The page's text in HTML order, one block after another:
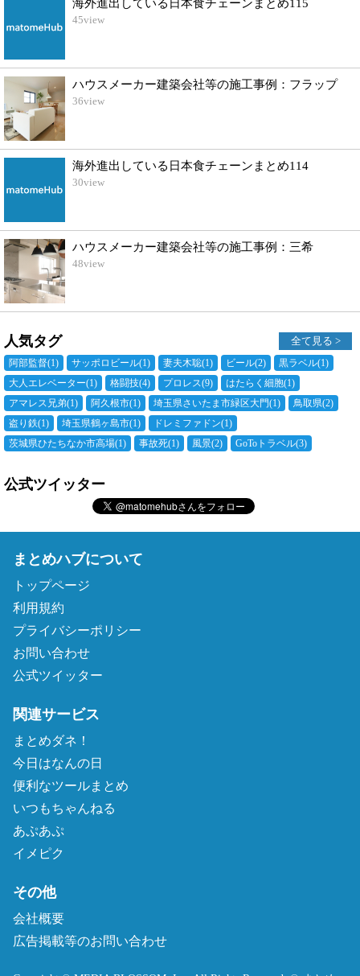
海外進出している日本食チェーンまとめ115
45view
ハウスメーカー建築会社等の施工事例：フラップ
36view
海外進出している日本食チェーンまとめ114
30view
ハウスメーカー建築会社等の施工事例：三希
48view
人気タグ 全て見る >
阿部監督(1) サッポロビール(1) 妻夫木聡(1) ビール(2) 黒ラベル(1)
大人エレベーター(1) 格闘技(4) プロレス(9) はたらく細胞(1)
アマレス兄弟(1) 阿久根市(1) 埼玉県さいたま市緑区大門(1) 鳥取県(2)
盗り鉄(1) 埼玉県鶴ヶ島市(1) ドレミファドン(1)
茨城県ひたちなか市高場(1) 事故死(1) 風景(2) GoToトラベル(3)
公式ツイッター
まとめハブについて
トップページ
利用規約
プライバシーポリシー
お問い合わせ
公式ツイッター
関連サービス
まとめダネ！
今日はなんの日
便利なツールまとめ
いつもちゃんねる
あぷあぷ
イメピク
その他
会社概要
広告掲載等のお問い合わせ